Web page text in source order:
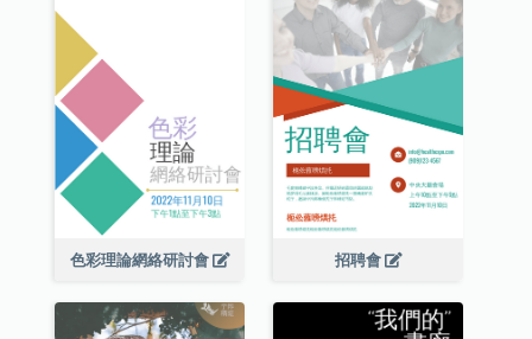
色彩理論網絡研討會 招聘會